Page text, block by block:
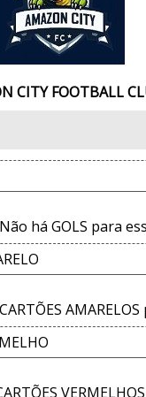
CITY FOOTBALL
Não há GOLS para